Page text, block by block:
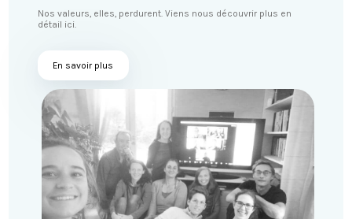
Nos valeurs, elles, perdurent. Viens nous découvrir plus en
détail ici.
En savoir plus